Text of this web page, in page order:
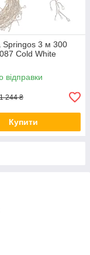
Springos 3 м 300
Cold White
відправки
1 244 ₴
Купити